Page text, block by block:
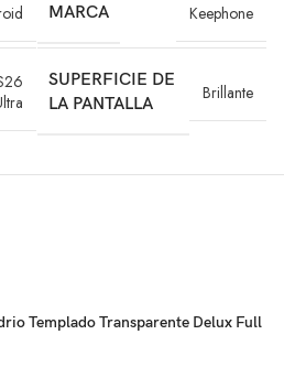
por huella instantáneo y preciso
toque ultrasensible para una mejor
– Reduce huellas y facilita la
claridad cristalina y un desbloqueo
MARCA Keephone
SUPERFICIE DE
LA PANTALLA
Brillante
Templado Transparente Delux Full